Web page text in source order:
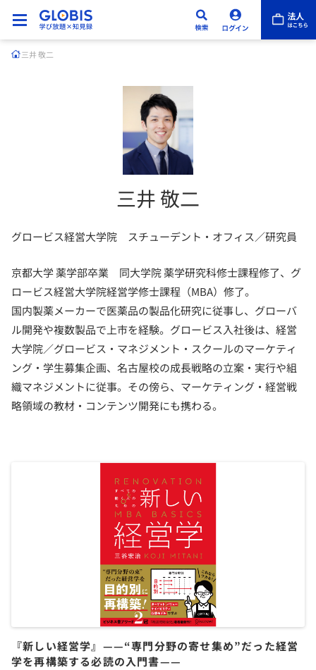
三井 敬二
三井 敬二
グロービス経営大学院 スチューデント・オフィス／研究員
京都大学 薬学部卒業 同大学院 薬学研究科修士課程修了、グ
ロービス経営大学院経営学修士課程（MBA）修了。
国内製薬メーカーで医薬品の製品化研究に従事し、グローバ
ル開発や複数製品で上市を経験。グロービス入社後は、経営
大学院／グロービス・マネジメント・スクールのマーケティ
ング・学生募集企画、名古屋校の成長戦略の立案・実行や組
織マネジメントに従事。その傍ら、マーケティング・経営戦
略領域の教材・コンテンツ開発にも携わる。
『新しい経営学』——“専門分野の寄せ集め”だった経営
学を再構築する必読の入門書——